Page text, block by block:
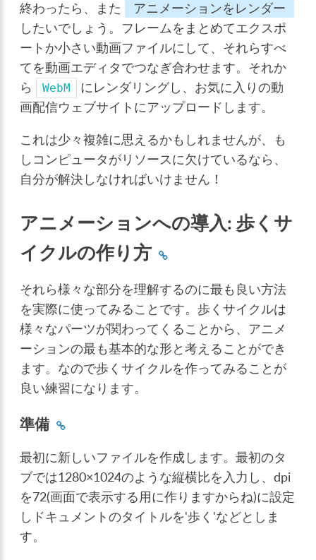
終わったら、また
アニメーションをレンダー
したいでしょう。フレームをまとめてエクスポ
ートか小さい動画ファイルにして、それらすべ
てを動画エディタでつなぎ合わせます。それか
ら
WebM
にレンダリングし、お気に入りの動
画配信ウェブサイトにアップロードします。
これは少々複雑に思えるかもしれませんが、も
しコンピュータがリソースに欠けているなら、
自分が解決しなければいけません！
アニメーションへの導入: 歩くサ
イクルの作り方
それら様々な部分を理解するのに最も良い方法
を実際に使ってみることです。歩くサイクルは
様々なパーツが関わってくることから、アニメ
ーションの最も基本的な形と考えることができ
ます。なので歩くサイクルを作ってみることが
良い練習になります。
準備
最初に新しいファイルを作成します。最初のタ
ブでは1280×1024のような縦横比を入力し、dpi
を72(画面で表示する用に作りますからね)に設定
しドキュメントのタイトルを'歩く'などとしま
す。